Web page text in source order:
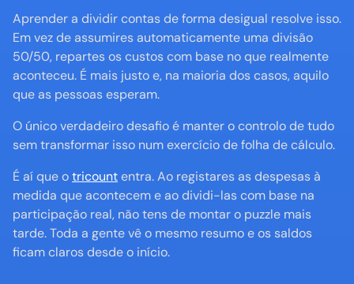
Aprender a dividir contas de forma desigual resolve isso.
Em vez de assumires automaticamente uma divisão
50/50, repartes os custos com base no que realmente
aconteceu. É mais justo e, na maioria dos casos, aquilo
que as pessoas esperam.
O único verdadeiro desafio é manter o controlo de tudo
sem transformar isso num exercício de folha de cálculo.
É aí que o tricount entra. Ao registares as despesas à
medida que acontecem e ao dividi-las com base na
participação real, não tens de montar o puzzle mais
tarde. Toda a gente vê o mesmo resumo e os saldos
ficam claros desde o início.